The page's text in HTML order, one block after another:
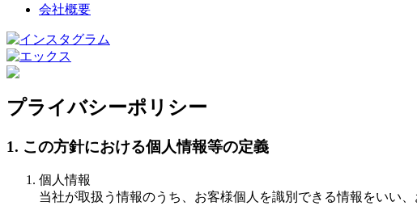
会社概要
プライバシーポリシー
1. この方針における個人情報等の定義
個人情報
当社が取扱う情報のうち、お客様個人を識別できる情報をいい